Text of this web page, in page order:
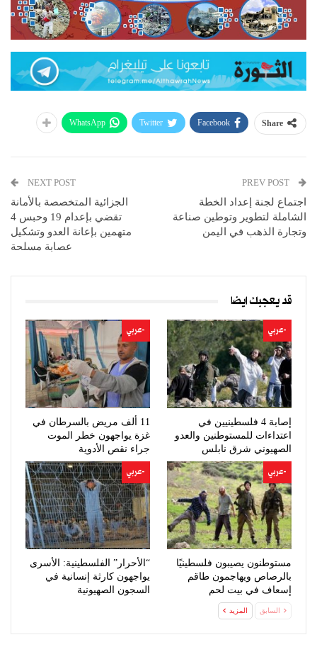
Share
Facebook
Twitter
WhatsApp
اجتماع لجنة إعداد الخطة
الشاملة لتطوير وتوطين صناعة
وتجارة الذهب في اليمن
NEXT POST
الجزائية المتخصصة بالأمانة
تقضي بإعدام 19 وحبس 4
متهمين بإعانة العدو وتشكيل
عصابة مسلحة
قد يعجبك ايضا
-عربي
إصابة 4 فلسطينيين في
اعتداءات للمستوطنين والعدو
الصهيوني شرق نابلس
-عربي
11 ألف مريض بالسرطان في
غزة يواجهون خطر الموت
جراء نقص الأدوية
-عربي
مستوطنون يصيبون فلسطينيًا
بالرصاص ويهاجمون طاقم
إسعاف في بيت لحم
-عربي
“الأحرار” الفلسطينية: الأسرى
يواجهون كارثة إنسانية في
السجون الصهيونية
السابق المزيد